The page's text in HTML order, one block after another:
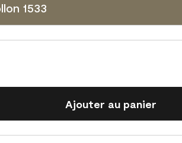
1533
Ajouter au panier